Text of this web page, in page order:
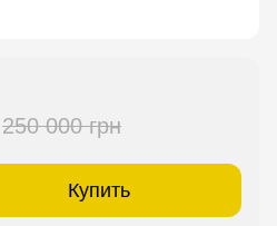
250 000 грн
Купить